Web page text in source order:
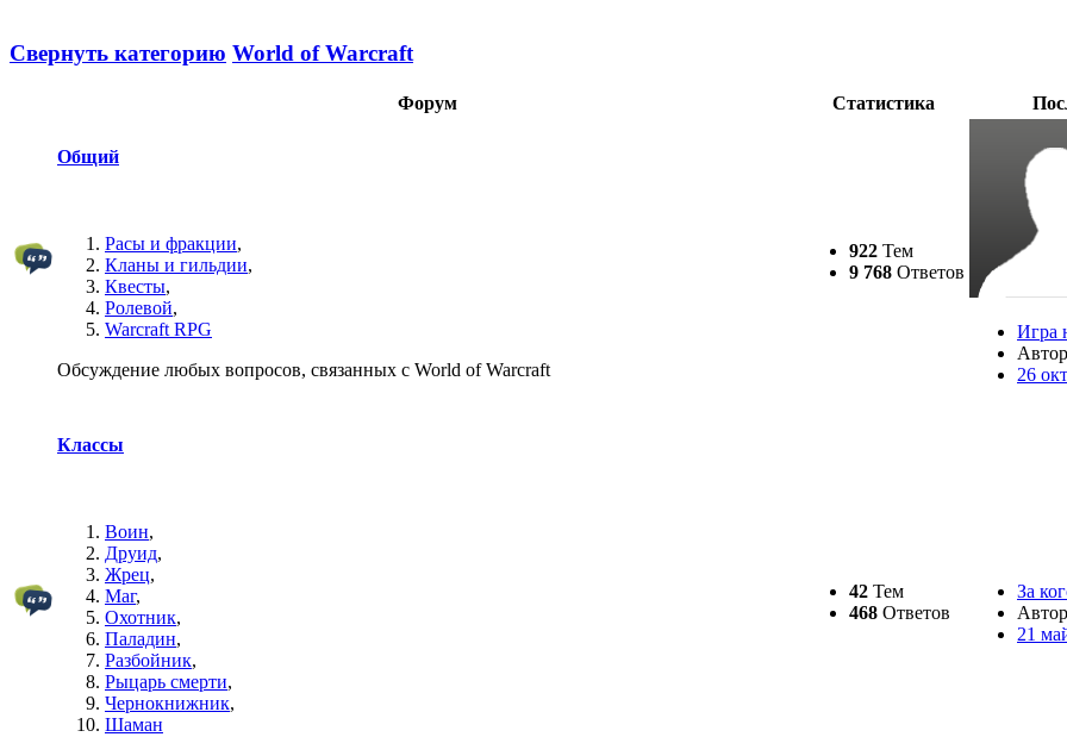
Свернуть категорию World of Warcraft
Форум Статистика
Общий
Расы и фракции,
Кланы и гильдии,
Квесты,
Ролевой,
Warcraft RPG
Обсуждение любых вопросов, связанных с World of Warcraft
922 Тем
9 768 Ответов
Игра
26
Классы
Воин,
Друид,
Жрец,
Маг,
Охотник,
Паладин,
Разбойник,
Рыцарь смерти,
Чернокнижник,
Шаман
42 Тем
468 Ответов
За
21